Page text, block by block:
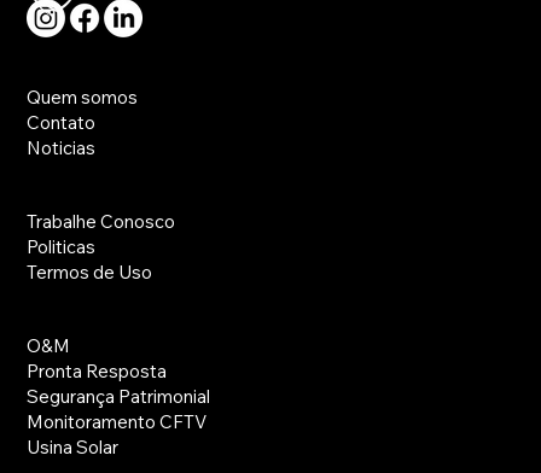
O&M
Pronta Resposta
Segurança Patrimonial
Monitoramento CFTV
Usina Solar
Trabalhe Conosco
Politicas
Termos de Uso
Quem somos
Contato
Noticias